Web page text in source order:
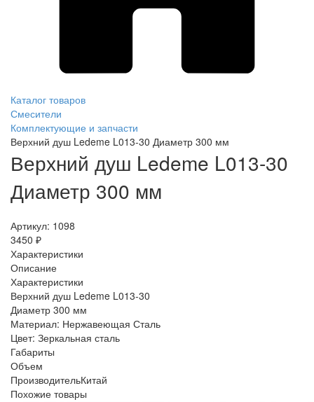
Каталог товаров
Смесители
Комплектующие и запчасти
Верхний душ Ledeme L013-30 Диаметр 300 мм
Верхний душ Ledeme L013-30
Диаметр 300 мм
Артикул: 1098
3450 ₽
Характеристики
Описание
Характеристики
Верхний душ Ledeme L013-30
Диаметр 300 мм
Материал: Нержавеющая Сталь
Цвет: Зеркальная сталь
Габариты
Объем
ПроизводительКитай
Похожие товары